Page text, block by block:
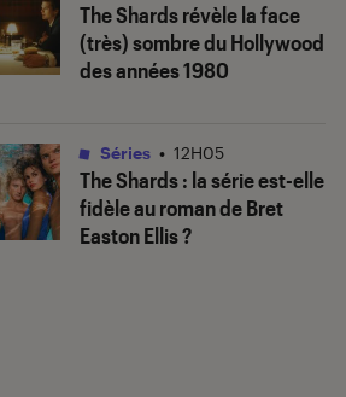
The Shardsrévèle la face
(très) sombre du Hollywood
des années 1980
The Shards: la série est-elle
fidèle au roman de Bret
Easton Ellis ?
Séries • 12H05